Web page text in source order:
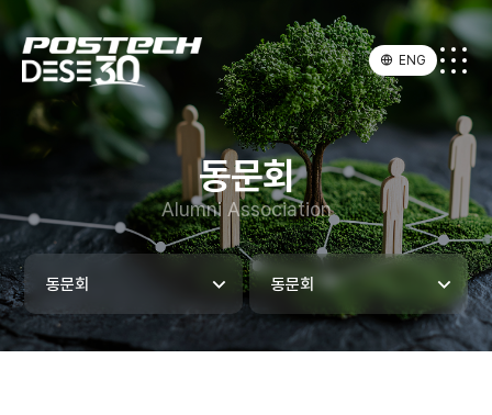
ENG
동문회
Alumni Association
동문회 동문회